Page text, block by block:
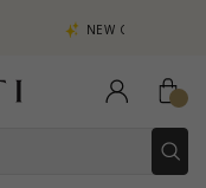
NEW COLLECTION | AURA